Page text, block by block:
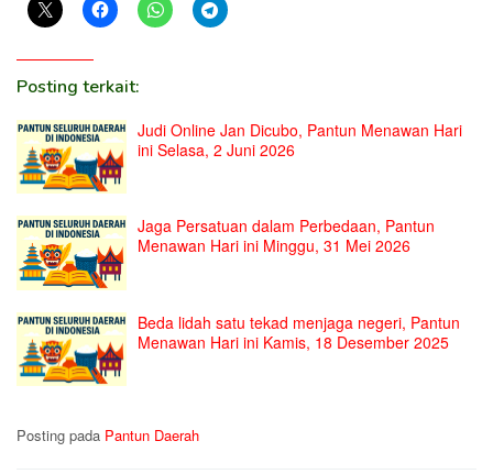
Posting terkait:
Judi Online Jan Dicubo, Pantun Menawan Hari
ini Selasa, 2 Juni 2026
Jaga Persatuan dalam Perbedaan, Pantun
Menawan Hari ini Minggu, 31 Mei 2026
Beda lidah satu tekad menjaga negeri, Pantun
Menawan Hari ini Kamis, 18 Desember 2025
Posting pada Pantun Daerah